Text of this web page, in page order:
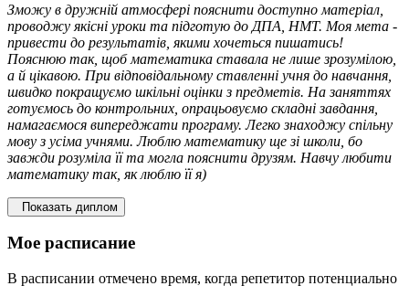
Зможу в дружній атмосфері пояснити доступно матеріал,
проводжу якісні уроки та підготую до ДПА, НМТ. Моя мета -
привести до результатів, якими хочеться пишатись!
Пояснюю так, щоб математика ставала не лише зрозумілою,
а й цікавою. При відповідальному ставленні учня до навчання,
швидко покращуємо шкільні оцінки з предметів. На заняттях
готуємось до контрольних, опрацьовуємо складні завдання,
намагаємося випереджати програму. Легко знаходжу спільну
мову з усіма учнями. Люблю математику ще зі школи, бо
завжди розуміла її та могла пояснити друзям. Навчу любити
математику так, як люблю її я)
Показать диплом
Мое расписание
В расписании отмечено время, когда репетитор потенциально